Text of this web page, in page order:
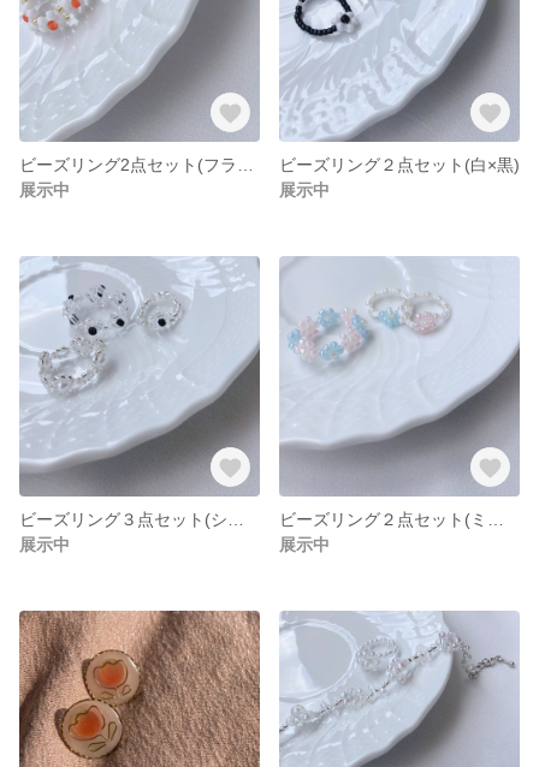
展示中
ビーズリング２点セット(白×黒)
展示中
展示中
展示中